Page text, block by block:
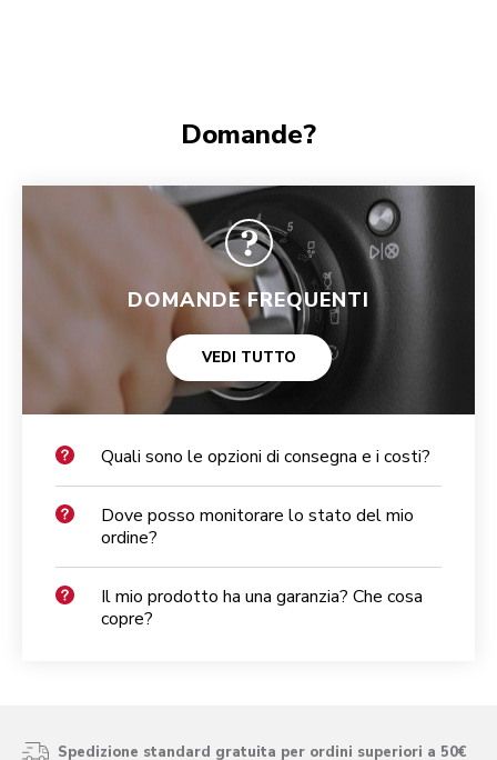
Domande?
DOMANDE FREQUENTI
VEDI TUTTO
Quali sono le opzioni di consegna e i costi?
Dove posso monitorare lo stato del mio
ordine?
Il mio prodotto ha una garanzia? Che cosa
copre?
Spedizione standard gratuita per ordini superiori a 50€